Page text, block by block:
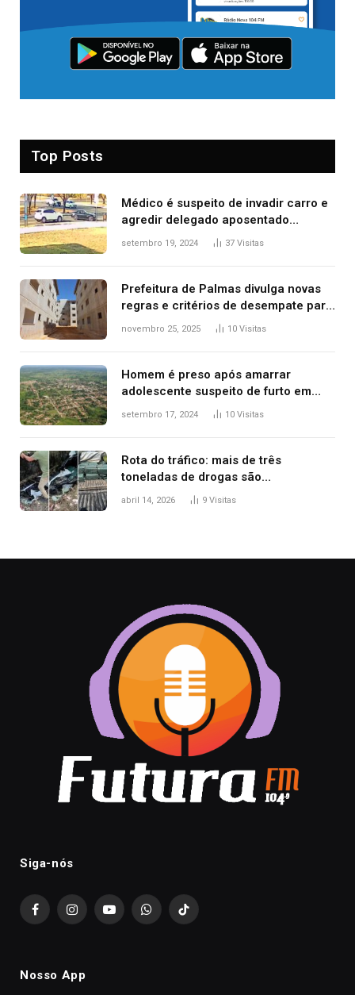
Top Posts
Médico é suspeito de invadir carro e
agredir delegado aposentado
durante confusão no trânsito
setembro 19, 2024 37 Visitas
Prefeitura de Palmas divulga novas
regras e critérios de desempate para
seleção de famílias no Minha Casa,
novembro 25, 2025 10 Visitas
Homem é preso após amarrar
adolescente suspeito de furto em
estaca de cerca e agredi-lo
setembro 17, 2024 10 Visitas
Rota do tráfico: mais de três
toneladas de drogas são
apreendidas no TO em três meses
abril 14, 2026 9 Visitas
Siga-nós
FacebookInstagramYouTubeWhatsAppTikTok
Nosso App